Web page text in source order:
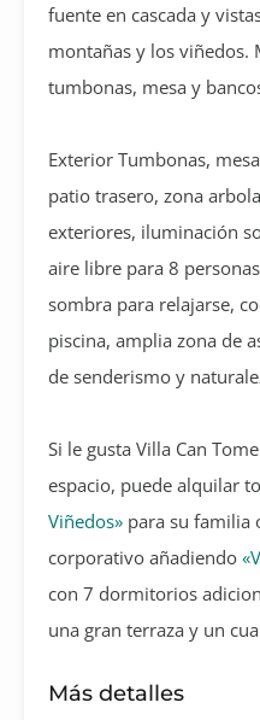
fuente en cascada y
montañas y los viñedos.
tumbonas, mesa y
Exterior Tumbonas,
patio trasero, zona
exteriores, iluminación
aire libre para 8
sombra para relajarse,
piscina, amplia zona de
de senderismo y
Si le gusta Villa Can
espacio, puede alquilar
Viñedos» para su familia
corporativo añadiendo
con 7 dormitorios
una gran terraza y un
Más detalles